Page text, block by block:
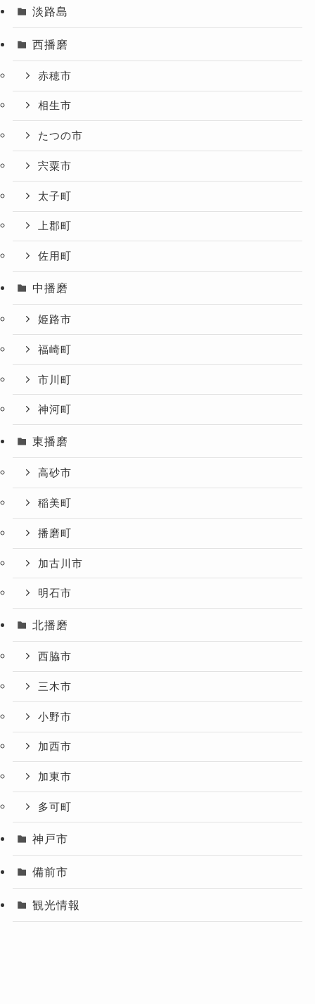
淡路島
西播磨
赤穂市
相生市
たつの市
宍粟市
太子町
上郡町
佐用町
中播磨
姫路市
福崎町
市川町
神河町
東播磨
高砂市
稲美町
播磨町
加古川市
明石市
北播磨
西脇市
三木市
小野市
加西市
加東市
多可町
神戸市
備前市
観光情報